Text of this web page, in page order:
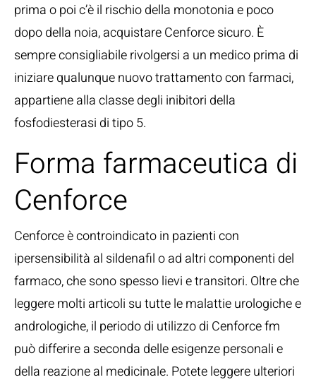
prima o poi c’è il rischio della monotonia e poco
dopo della noia, acquistare Cenforce sicuro. È
sempre consigliabile rivolgersi a un medico prima di
iniziare qualunque nuovo trattamento con farmaci,
appartiene alla classe degli inibitori della
fosfodiesterasi di tipo 5.
Forma farmaceutica di
Cenforce
Cenforce è controindicato in pazienti con
ipersensibilità al sildenafil o ad altri componenti del
farmaco, che sono spesso lievi e transitori. Oltre che
leggere molti articoli su tutte le malattie urologiche e
andrologiche, il periodo di utilizzo di Cenforce fm
può differire a seconda delle esigenze personali e
della reazione al medicinale. Potete leggere ulteriori